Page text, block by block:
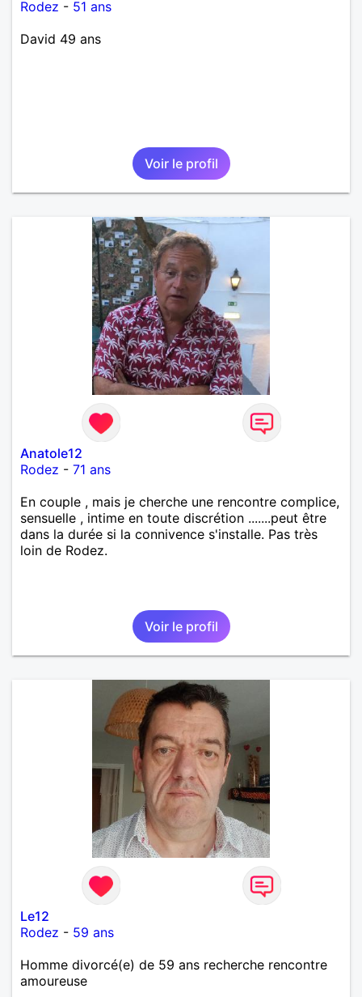
Rodez - 51 ans
David 49 ans
Voir le profil
Anatole12
Rodez - 71 ans
En couple , mais je cherche une rencontre complice,
sensuelle , intime en toute discrétion .......peut être
dans la durée si la connivence s'installe. Pas très
loin de Rodez.
Voir le profil
Le12
Rodez - 59 ans
Homme divorcé(e) de 59 ans recherche rencontre
amoureuse